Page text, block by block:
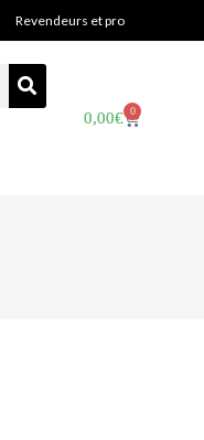
Revendeurs et pro
0,00€ 0